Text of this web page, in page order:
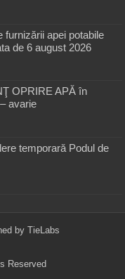
furnizării apei potabile
de 6 august 2026
OPRIRE APĂ în
avarie
temporară Podul de
by TieLabs
Reserved